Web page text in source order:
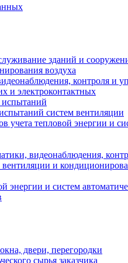
зданий и
воздуха
контроля и
и электроконтактных
испытаний
систем вентиляции
учета тепловой энергии и
видеонаблюдения,
и
энергии и систем
двери, перегородки
сырья заказчика